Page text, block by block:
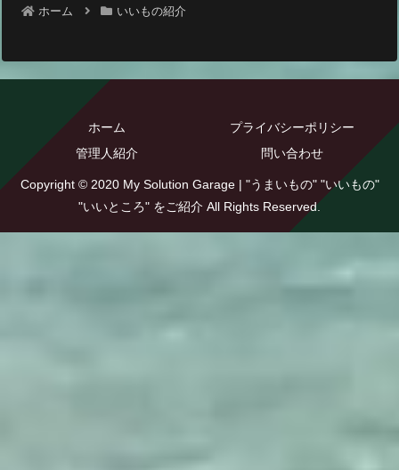
ホーム いいもの紹介
ホーム
プライバシーポリシー
管理人紹介
問い合わせ
Copyright © 2020 My Solution Garage | "うまいもの" "いいもの"
"いいところ" をご紹介 All Rights Reserved.